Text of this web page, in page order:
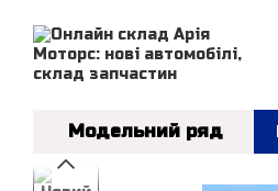
Модельний ряд